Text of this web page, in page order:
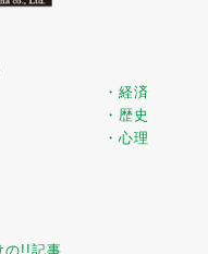
・経済
・歴史
・心理
の!!記事